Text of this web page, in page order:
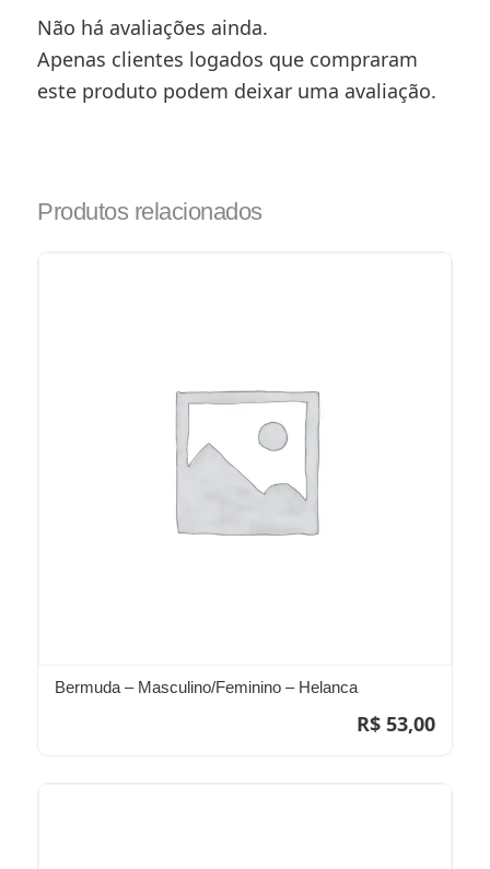
Não há avaliações ainda.
Apenas clientes logados que compraram
este produto podem deixar uma avaliação.
Produtos relacionados
Bermuda – Masculino/Feminino – Helanca
R$ 53,00